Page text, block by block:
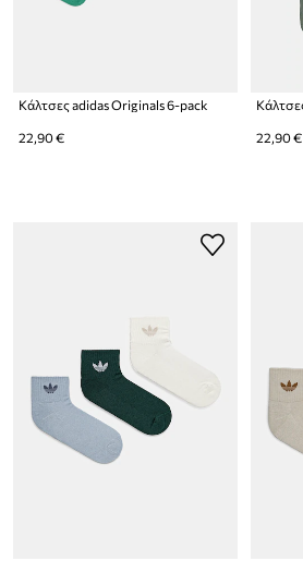
Κάλτσες adidas Originals 6-pack
22,90 € 22,90 €